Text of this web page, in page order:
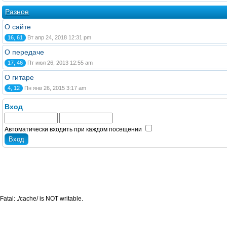
Разное
О сайте
16, 61 Вт апр 24, 2018 12:31 pm
О передаче
17, 46 Пт июл 26, 2013 12:55 am
О гитаре
4, 12 Пн янв 26, 2015 3:17 am
Вход
Автоматически входить при каждом посещении
Fatal: ./cache/ is NOT writable.